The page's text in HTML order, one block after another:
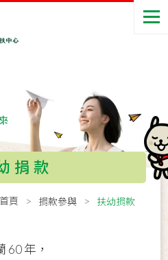
捐款
首頁 捐款參與 扶幼捐款
60 年，